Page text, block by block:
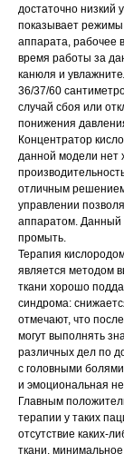
достаточно низкий
показывает
аппарата, рабочее
время работы за
канюля и
36/37/60
случай сбоя или
понижения
Концентратор
данной модели нет
отличным
управлении
аппаратом. Данный
промыть.
Терапия
является методом
ткани хорошо
синдрома:
отмечают, что
могут выполнять
различных дел по
с головными болями
и эмоциональная
Главным
терапии у таких
отсутствие каких-
ткани,